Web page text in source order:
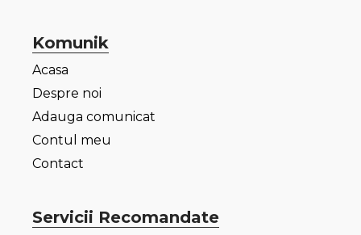
Komunik
Acasa
Despre noi
Adauga comunicat
Contul meu
Contact
Servicii Recomandate